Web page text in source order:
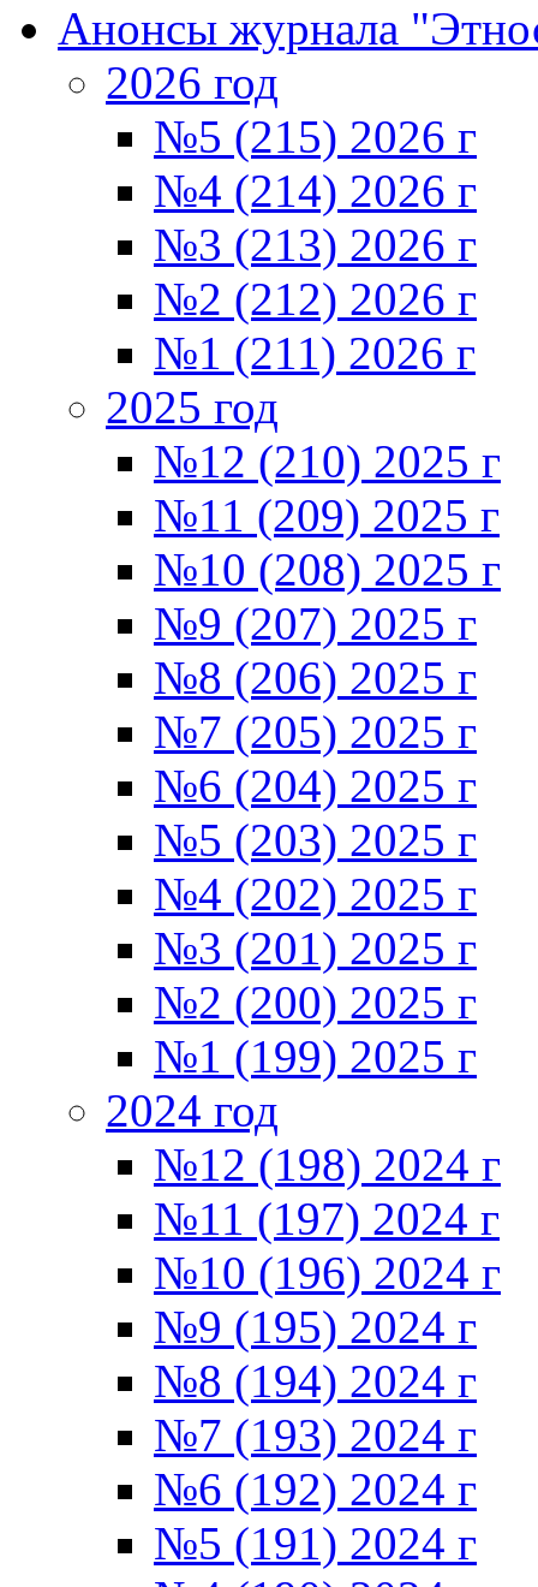
Анонсы журнала
2026 год
№5 (215) 2026 г
№4 (214) 2026 г
№3 (213) 2026 г
№2 (212) 2026 г
№1 (211) 2026 г
2025 год
№12 (210) 2025 г
№11 (209) 2025 г
№10 (208) 2025 г
№9 (207) 2025 г
№8 (206) 2025 г
№7 (205) 2025 г
№6 (204) 2025 г
№5 (203) 2025 г
№4 (202) 2025 г
№3 (201) 2025 г
№2 (200) 2025 г
№1 (199) 2025 г
2024 год
№12 (198) 2024 г
№11 (197) 2024 г
№10 (196) 2024 г
№9 (195) 2024 г
№8 (194) 2024 г
№7 (193) 2024 г
№6 (192) 2024 г
№5 (191) 2024 г